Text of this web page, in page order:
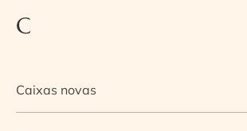
C
Caixas novas